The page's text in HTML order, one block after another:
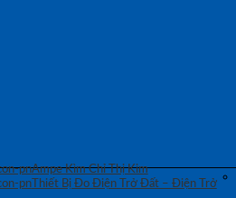
Ampe Kìm Chỉ Thị Kim
Thiết Bị Đo Điện Trở Đất – Điện Trở